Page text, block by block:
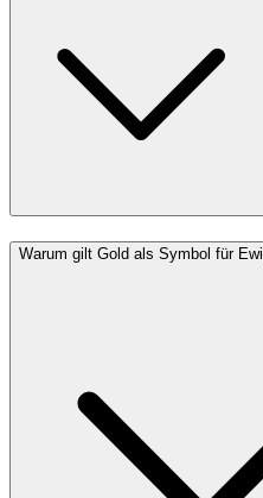
Warum gilt Gold als Symbol für